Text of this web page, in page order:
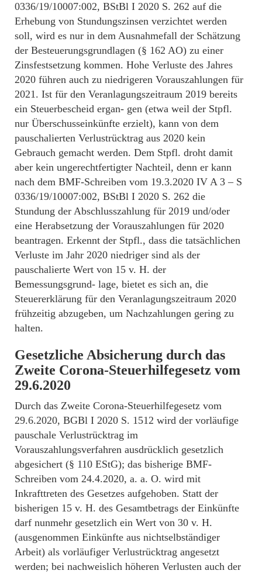
0336/19/10007:002, BStBl I 2020 S. 262 auf die
Erhebung von Stundungszinsen verzichtet werden
soll, wird es nur in dem Ausnahmefall der Schätzung
der Besteuerungsgrundlagen (§ 162 AO) zu einer
Zinsfestsetzung kommen. Hohe Verluste des Jahres
2020 führen auch zu niedrigeren Vorauszahlungen für
2021. Ist für den Veranlagungszeitraum 2019 bereits
ein Steuerbescheid ergan- gen (etwa weil der Stpfl.
nur Überschusseinkünfte erzielt), kann von dem
pauschalierten Verlustrücktrag aus 2020 kein
Gebrauch gemacht werden. Dem Stpfl. droht damit
aber kein ungerechtfertigter Nachteil, denn er kann
nach dem BMF-Schreiben vom 19.3.2020 IV A 3 – S
0336/19/10007:002, BStBl I 2020 S. 262 die
Stundung der Abschlusszahlung für 2019 und/oder
eine Herabsetzung der Vorauszahlungen für 2020
beantragen. Erkennt der Stpfl., dass die tatsächlichen
Verluste im Jahr 2020 niedriger sind als der
pauschalierte Wert von 15 v. H. der
Bemessungsgrund- lage, bietet es sich an, die
Steuererklärung für den Veranlagungszeitraum 2020
frühzeitig abzugeben, um Nachzahlungen gering zu
halten.
Gesetzliche Absicherung durch das
Zweite Corona-Steuerhilfegesetz vom
29.6.2020
Durch das Zweite Corona-Steuerhilfegesetz vom
29.6.2020, BGBl I 2020 S. 1512 wird der vorläufige
pauschale Verlustrücktrag im
Vorauszahlungsverfahren ausdrücklich gesetzlich
abgesichert (§ 110 EStG); das bisherige BMF-
Schreiben vom 24.4.2020, a. a. O. wird mit
Inkrafttreten des Gesetzes aufgehoben. Statt der
bisherigen 15 v. H. des Gesamtbetrags der Einkünfte
darf nunmehr gesetzlich ein Wert von 30 v. H.
(ausgenommen Einkünfte aus nichtselbständiger
Arbeit) als vorläufiger Verlustrücktrag angesetzt
werden; bei nachweislich höheren Verlusten auch der